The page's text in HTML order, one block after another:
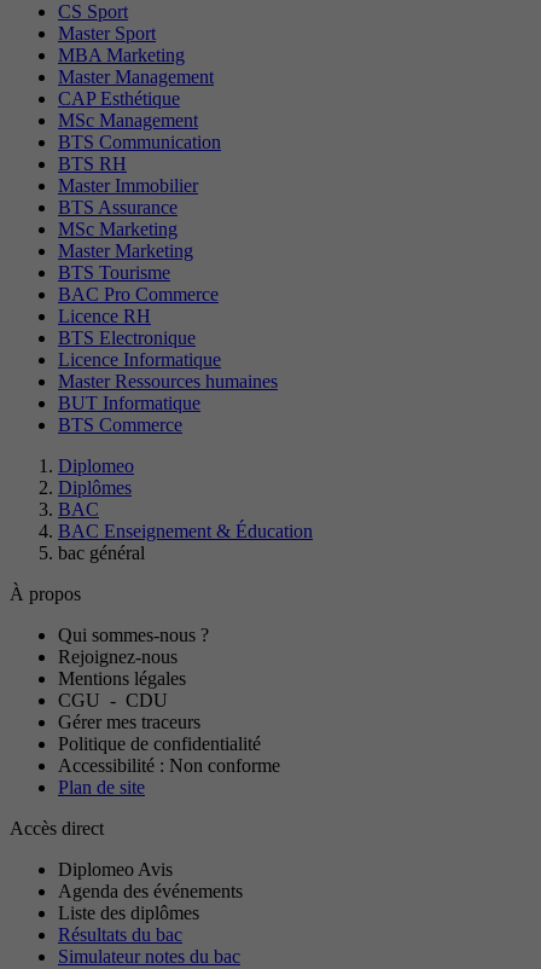
CS Sport
Master Sport
MBA Marketing
Master Management
CAP Esthétique
MSc Management
BTS Communication
BTS RH
Master Immobilier
BTS Assurance
MSc Marketing
Master Marketing
BTS Tourisme
BAC Pro Commerce
Licence RH
BTS Electronique
Licence Informatique
Master Ressources humaines
BUT Informatique
BTS Commerce
Diplomeo
Diplômes
BAC
BAC Enseignement & Éducation
bac général
À propos
Qui sommes-nous ?
Rejoignez-nous
Mentions légales
CGU - CDU
Gérer mes traceurs
Politique de confidentialité
Accessibilité : Non conforme
Plan de site
Accès direct
Diplomeo Avis
Agenda des événements
Liste des diplômes
Résultats du bac
Simulateur notes du bac